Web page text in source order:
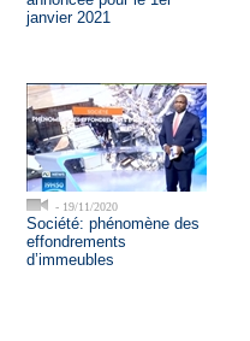
janvier 2021
- 19/11/2020
Société: phénomène des
effondrements
d’immeubles